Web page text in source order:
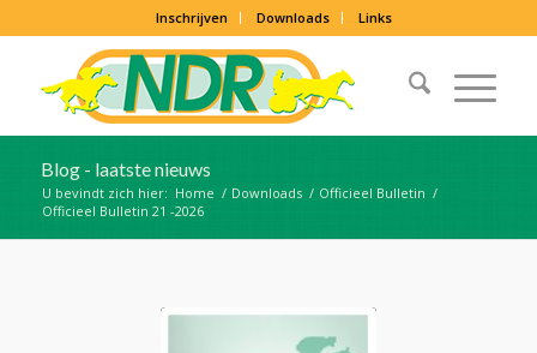
Inschrijven Downloads Links
Blog - laatste nieuws
U bevindt zich hier: Home / Downloads / Officieel Bulletin /
Officieel Bulletin 21 -2026